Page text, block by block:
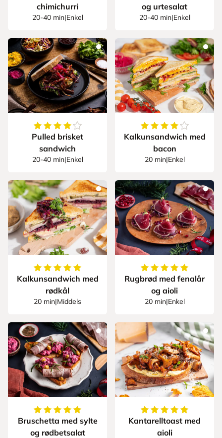
chimichurri
20-40 min|Enkel
og urtesalat
20-40 min|Enkel
4.5av5 stjerner
Pulled brisket
sandwich
20-40 min|Enkel
4.333333333333333
Kalkunsandwich med
bacon
20 min|Enkel
5av5stjerner
Kalkunsandwich med
rødkål
20 min|Middels
5av5stjerner
Rugbrød med fenalår
og aioli
20 min|Enkel
5av5stjerner
Bruschetta med sylte
og rødbetsalat
5av5stjerner
Kantarelltoast med
aioli